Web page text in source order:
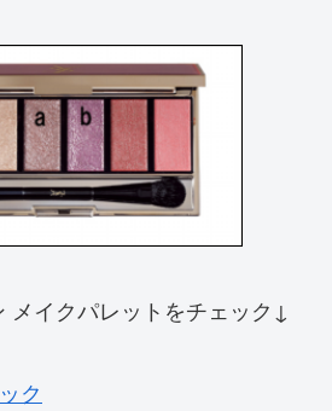
メイクパレットをチェック↓
ク